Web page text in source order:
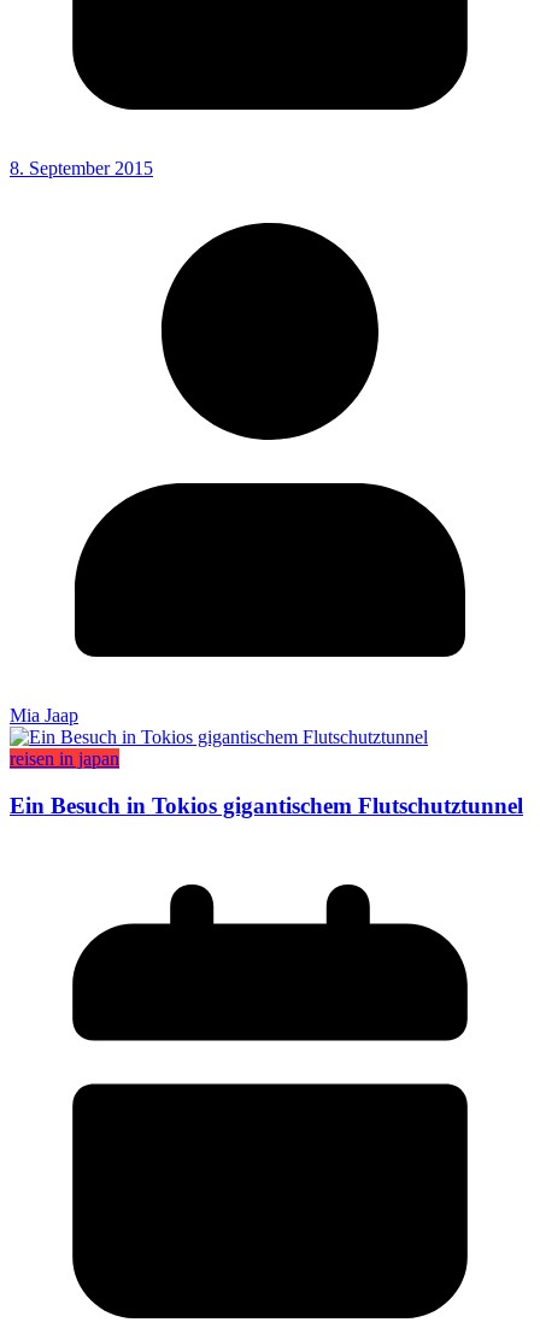
8. September 2015
Mia Jaap
reisen in japan
Ein Besuch in Tokios gigantischem Flutschutztunnel